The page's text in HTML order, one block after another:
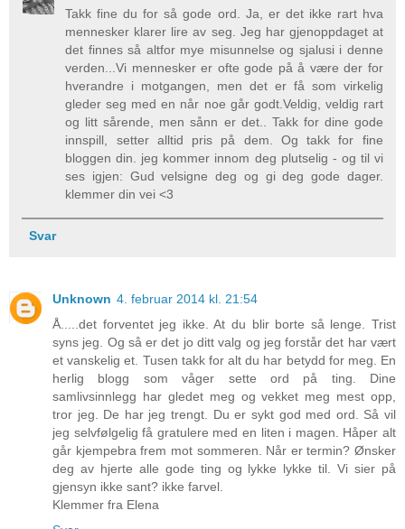
Takk fine du for så gode ord. Ja, er det ikke rart hva
mennesker klarer lire av seg. Jeg har gjenoppdaget at
det finnes så altfor mye misunnelse og sjalusi i denne
verden...Vi mennesker er ofte gode på å være der for
hverandre i motgangen, men det er få som virkelig
gleder seg med en når noe går godt.Veldig, veldig rart
og litt sårende, men sånn er det.. Takk for dine gode
innspill, setter alltid pris på dem. Og takk for fine
bloggen din. jeg kommer innom deg plutselig - og til vi
ses igjen: Gud velsigne deg og gi deg gode dager.
klemmer din vei <3
Svar
Unknown 4. februar 2014 kl. 21:54
Å.....det forventet jeg ikke. At du blir borte så lenge. Trist
syns jeg. Og så er det jo ditt valg og jeg forstår det har vært
et vanskelig et. Tusen takk for alt du har betydd for meg. En
herlig blogg som våger sette ord på ting. Dine
samlivsinnlegg har gledet meg og vekket meg mest opp,
tror jeg. De har jeg trengt. Du er sykt god med ord. Så vil
jeg selvfølgelig få gratulere med en liten i magen. Håper alt
går kjempebra frem mot sommeren. Når er termin? Ønsker
deg av hjerte alle gode ting og lykke lykke til. Vi sier på
gjensyn ikke sant? ikke farvel.
Klemmer fra Elena